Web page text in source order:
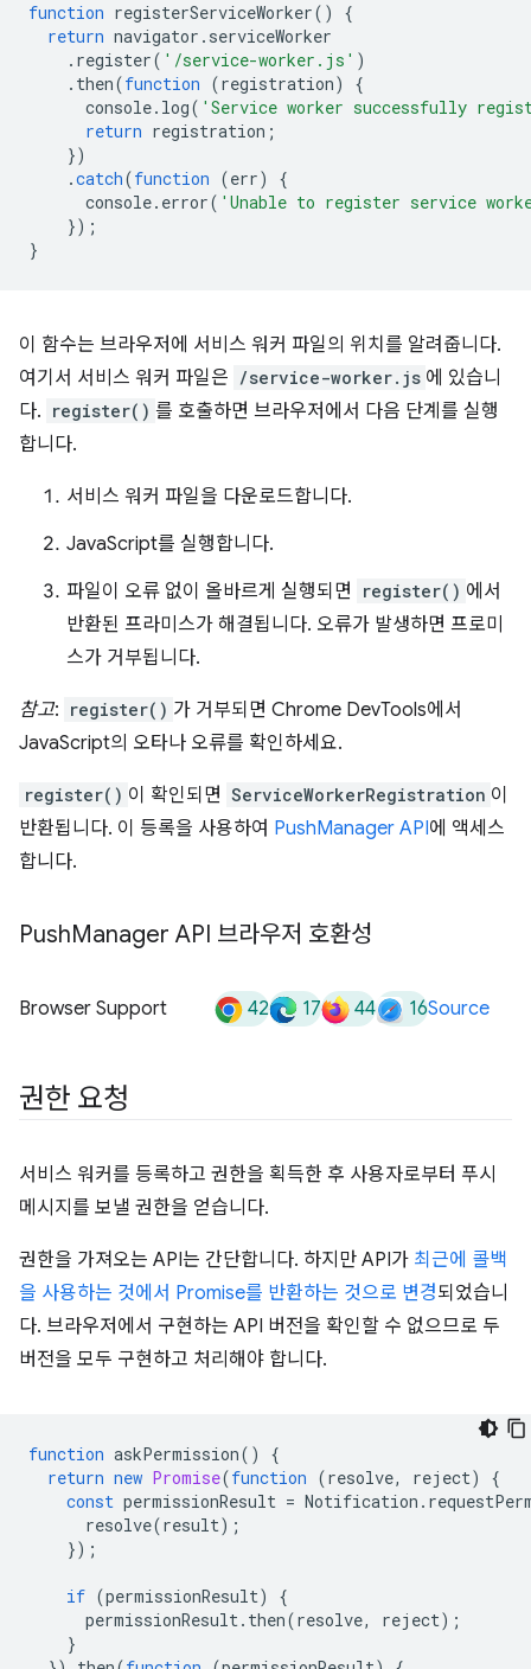
function registerServiceWorker()
{
return navigator . serviceWorker
. register( '/service-worker.js' )
. then(function (registration)
{
console. log( 'Service worker successfully
return registration ;
})
.catch(function (err)
{
console. error( 'Unable to register service
});
}
이 함수는 브라우저에 서비스 워커 파일의 위치를 알려줍니다.
여기서 서비스 워커 파일은 /service-worker.js 에 있습니
다. register() 를 호출하면 브라우저에서 다음 단계를 실행
합니다.
서비스 워커 파일을 다운로드합니다.
JavaScript를 실행합니다.
파일이 오류 없이 올바르게 실행되면
register() 에서
반환된 프라미스가 해결됩니다. 오류가 발생하면 프로미
스가 거부됩니다.
참고: register() 가 거부되면 Chrome DevTools에서
JavaScript의 오타나 오류를 확인하세요.
register() 이 확인되면 ServiceWorkerRegistration 이
반환됩니다. 이 등록을 사용하여 PushManager API에 액세스
합니다.
PushManager API 브라우저 호환성
Browser Support 42 17 44 16Source
권한 요청
서비스 워커를 등록하고 권한을 획득한 후 사용자로부터 푸시
메시지를 보낼 권한을 얻습니다.
권한을 가져오는 API는 간단합니다. 하지만 API가 최근에 콜백
을 사용하는 것에서 Promise를 반환하는 것으로 변경되었습니
다. 브라우저에서 구현하는 API 버전을 확인할 수 없으므로 두
버전을 모두 구현하고 처리해야 합니다.
function askPermission()
{
return new Promise(function (resolve, reject)
{
const permissionResult = Notification .
resolve(result);
});
if (permissionResult)
{
permissionResult. then(resolve, reject);
}